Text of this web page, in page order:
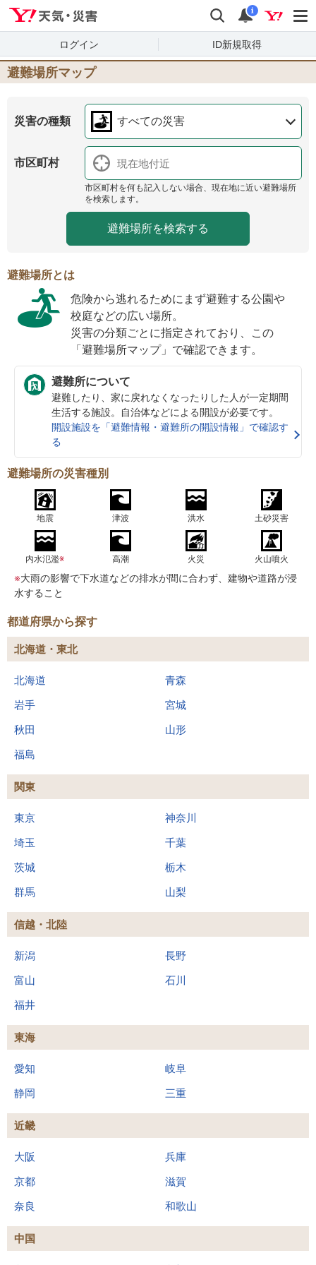
検索 通知
i
ログイン ID新規取得
避難場所マップ
災害の種類 すべての災害
市区町村
市区町村を何も記入しない場合、現在地に近い避難場所
を検索します。
避難場所とは
危険から逃れるためにまず避難する公園や
校庭などの広い場所。
災害の分類ごとに指定されており、この
「避難場所マップ」で確認できます。
避難所について
避難したり、家に戻れなくなったりした人が一定期間
生活する施設。自治体などによる開設が必要です。
開設施設を「避難情報・避難所の開設情報」で確認す
る
避難場所の災害種別
地震 津波 洪水 土砂災害
内水氾濫※ 高潮 火災 火山噴火
※大雨の影響で下水道などの排水が間に合わず、建物や道路が浸
水すること
都道府県から探す
北海道・東北
北海道 青森
岩手 宮城
秋田 山形
福島
関東
東京 神奈川
埼玉 千葉
茨城 栃木
群馬 山梨
信越・北陸
新潟 長野
富山 石川
福井
東海
愛知 岐阜
静岡 三重
近畿
大阪 兵庫
京都 滋賀
奈良 和歌山
中国